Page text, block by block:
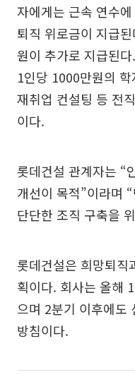
자에게는 근속 연수
퇴직 위로금이 지급
원이 추가로 지급된
1인당 1000만원의
재취업 컨설팅 등 전
이다.
롯데건설 관계자는 “
개선이 목적”이라며
단단한 조직 구축을
롯데건설은 희망퇴직
획이다. 회사는 올해
으며 2분기 이후에도
방침이다.